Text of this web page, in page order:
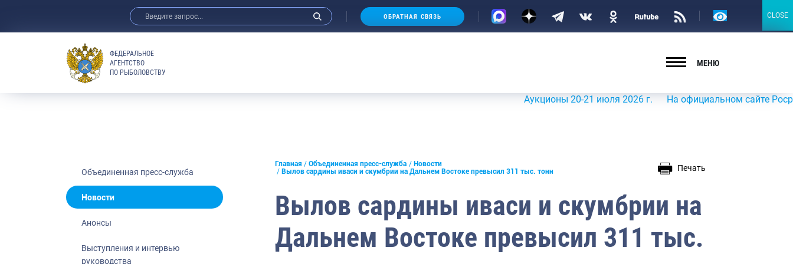
Анонсы
Отраслевые СМИ
Выставки и конференции
Научно-практическая литература
Рыбоохрана России
ОБРАТНАЯ СВЯЗЬ
Версия
ФЕДЕРАЛЬНОЕ
АГЕНТСТВО
ПО РЫБОЛОВСТВУ
МЕНЮ
Аукционы 20-21 июля 2026 г. На официальном сайте
Объединенная пресс-служба
Новости
Анонсы
Выступления и интервью
руководства
Главная Объединенная пресс-служба
Новости
Вылов сардины иваси и скумбрии на Дальнем Востоке превысил 311 тыс. тонн
Печать
Вылов сардины иваси и скумбрии на
Дальнем Востоке превысил 311 тыс.
CLOSE
CLOSE